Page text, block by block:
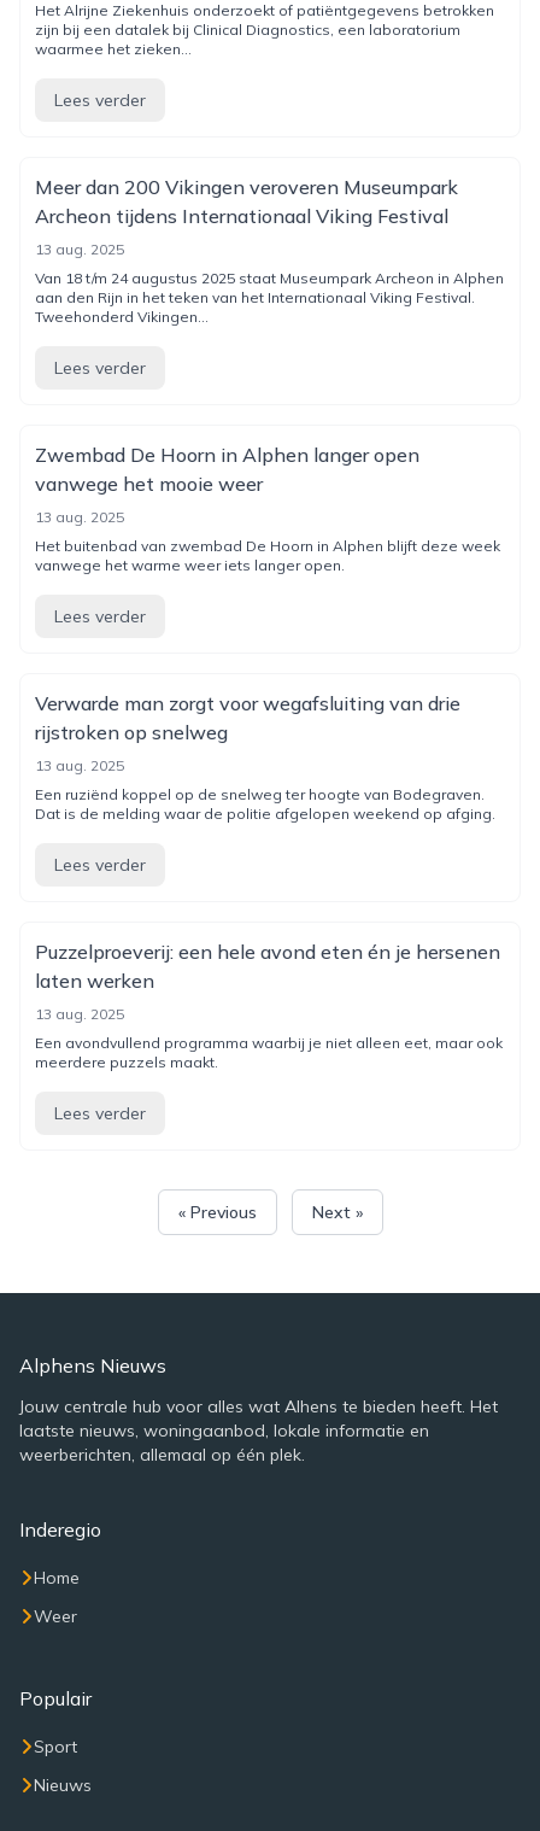
Het Alrijne Ziekenhuis onderzoekt of patiëntgegevens betrokken
zijn bij een datalek bij Clinical Diagnostics, een laboratorium
waarmee het zieken...
Lees verder
Meer dan 200 Vikingen veroveren Museumpark
Archeon tijdens Internationaal Viking Festival
13 aug. 2025
Van 18 t/m 24 augustus 2025 staat Museumpark Archeon in Alphen
aan den Rijn in het teken van het Internationaal Viking Festival.
Tweehonderd Vikingen...
Lees verder
Zwembad De Hoorn in Alphen langer open
vanwege het mooie weer
13 aug. 2025
Het buitenbad van zwembad De Hoorn in Alphen blijft deze week
vanwege het warme weer iets langer open.
Lees verder
Verwarde man zorgt voor wegafsluiting van drie
rijstroken op snelweg
13 aug. 2025
Een ruziënd koppel op de snelweg ter hoogte van Bodegraven.
Dat is de melding waar de politie afgelopen weekend op afging.
Lees verder
Puzzelproeverij: een hele avond eten én je hersenen
laten werken
13 aug. 2025
Een avondvullend programma waarbij je niet alleen eet, maar ook
meerdere puzzels maakt.
Lees verder
« Previous Next »
Alphens Nieuws
Jouw centrale hub voor alles wat Alhens te bieden heeft. Het
laatste nieuws, woningaanbod, lokale informatie en
weerberichten, allemaal op één plek.
Inderegio
Home
Weer
Populair
Sport
Nieuws